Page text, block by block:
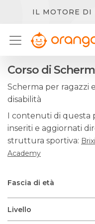
IL MOTORE DI
Corso di
Scherma per ragazzi
disabilità
I contenuti di questa
inseriti e aggiornati
struttura sportiva:
Academy
Fascia di età
Livello